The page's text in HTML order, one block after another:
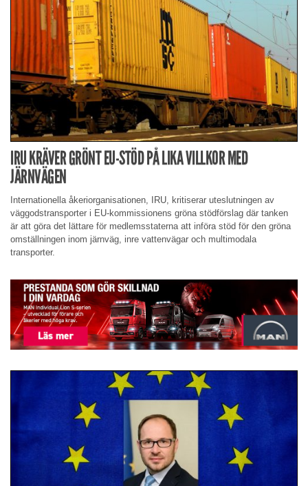
IRU KRÄVER GRÖNT EU-STÖD PÅ LIKA VILLKOR MED
JÄRNVÄGEN
Internationella åkeriorganisationen, IRU, kritiserar uteslutningen av
väggodstransporter i EU-kommissionens gröna stödförslag där tanken
är att göra det lättare för medlemsstaterna att införa stöd för den gröna
omställningen inom järnväg, inre vattenvägar och multimodala
transporter.